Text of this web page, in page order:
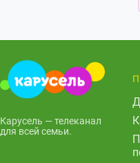
Карусель — телеканал
для всей семьи.